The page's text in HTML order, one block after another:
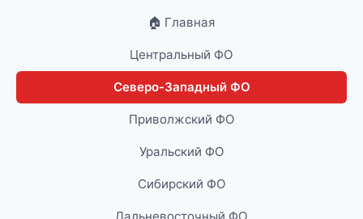
🏠 Главная
Центральный ФО
Северо-Западный ФО
Приволжский ФО
Уральский ФО
Сибирский ФО